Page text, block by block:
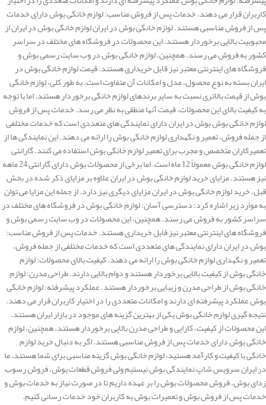
کاربران قرار می دهند. خدمات پس از فروش مناسب: لوازم خانگی بوش دارای خدمات
پس از فروش مناسبی هستند. لوازم خانگی بوش در ایران لوازم خانگی بوش در ایران از
محبوبیت بالایی برخوردار هستند. این محصولات در فروشگاه های مختلف در سراسر
کشور به فروش می رسند. همچنین، لوازم خانگی بوش در وب سایت رسمی بوش و
فروشگاه های اینترنتی معتبر نیز قابل خریداری هستند. قیمت لوازم خانگی بوش در
ایران بسته به نوع محصول، مدل و امکانات آن متفاوت است. به طور کلی، لوازم خانگی
بوش از قیمت بالاتری نسبت به سایر برندهای لوازم خانگی برخوردار هستند. اما با توجه
به کیفیت بالای این محصولات، قیمت آنها منطقی به نظر می رسد. خدمات پس از فروش
لوازم خانگی بوش بوش در ایران دارای نمایندگی های متعددی است که خدمات مختلفی
از جمله فروش، تعمیر و نگهداری لوازم خانگی بوش را ارائه می دهند. این نمایندگی ها از
تعمیرکاران متخصص و مجرب برای تعمیر لوازم خانگی بوش استفاده می کنند. گارانتی
لوازم خانگی بوش معمولاً 12 ماه است. اما برخی از محصولات بوش دارای گارانتی 24 ماهه
نیز هستند. مزایای خرید لوازم خانگی بوش در ایران علاوه بر مزایای ذکر شده در بخش
قبل، خرید لوازم خانگی بوش در ایران مزایای دیگری نیز دارد. از جمله این مزایا می توان
به موارد زیر اشاره کرد: دسترسی آسان: لوازم خانگی بوش در فروشگاه های مختلف در
سراسر کشور به فروش می رسند. همچنین، این محصولات در وب سایت رسمی بوش و
فروشگاه های اینترنتی معتبر نیز قابل خریداری هستند. خدمات پس از فروش مناسب:
بوش در ایران دارای نمایندگی های متعددی است که خدمات مختلفی از جمله فروش،
تعمیر و نگهداری لوازم خانگی بوش را ارائه می دهند. کیفیت بالای محصولات: لوازم
خانگی بوش از کیفیت بالایی برخوردار هستند و دوام بالایی دارند. طراحی مدرن: لوازم
خانگی بوش از طراحی مدرن و زیبایی برخوردار هستند. عملکرد پیشرفته: لوازم خانگی
بوش عملکرد پیشرفته ای دارند و امکانات متعددی را در اختیار کاربران قرار می دهند.
نتیجه گیری لوازم خانگی بوش یکی از بهترین گزینه های موجود در بازار ایران هستند.
این محصولات از کیفیت، کارایی و طراحی مدرن بالایی برخوردار هستند. همچنین، لوازم
خانگی بوش دارای خدمات پس از فروش مناسبی هستند. اگر به دنبال خرید لوازم
خانگی با کیفیت و کارآمد هستید، لوازم خانگی بوش گزینه مناسبی برای شما هستند. ما
در ایران سرویس شاپ نمایندگی بوش نیستیم ولی فروش قطعات بوش، فروش رسوب
زدای بوش، فروش محصولات بوش را بر عهده داریم تا در صورت نیاز به خدمات بوش و
خدمات پس از فروش بوش و تعمیرات بوش به کاربران خود خدمات رسانی کنیم.